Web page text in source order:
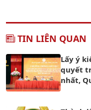
TIN LIÊN QUAN
Lấy ý
quyết
nhất,